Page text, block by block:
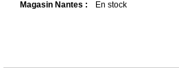
Magasin Nantes :
En stock